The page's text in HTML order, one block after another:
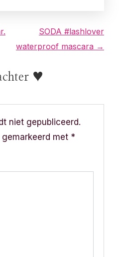
SODA #lashlover
waterproof mascara →
♥
niet gepubliceerd.
met *